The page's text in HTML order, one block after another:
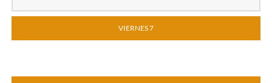
VIERNES 7